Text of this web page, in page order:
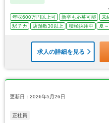
年収600万円以上可 新卒も応募可能 未
駅チカ
店舗数30以上 積極採用中 夏
求人の詳細を見る
更新日：2026年5月26日
正社員